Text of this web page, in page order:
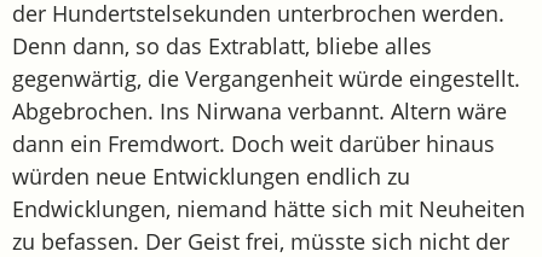
der Hundertstelsekunden unterbrochen werden.
Denn dann, so das Extrablatt, bliebe alles
gegenwärtig, die Vergangenheit würde eingestellt.
Abgebrochen. Ins Nirwana verbannt. Altern wäre
dann ein Fremdwort. Doch weit darüber hinaus
würden neue Entwicklungen endlich zu
Endwicklungen, niemand hätte sich mit Neuheiten
zu befassen. Der Geist frei, müsste sich nicht der